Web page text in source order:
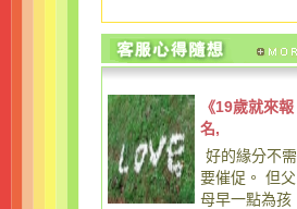
《19歲就來報
名,
好的緣分不需
要催促。 但父
母早一點為孩